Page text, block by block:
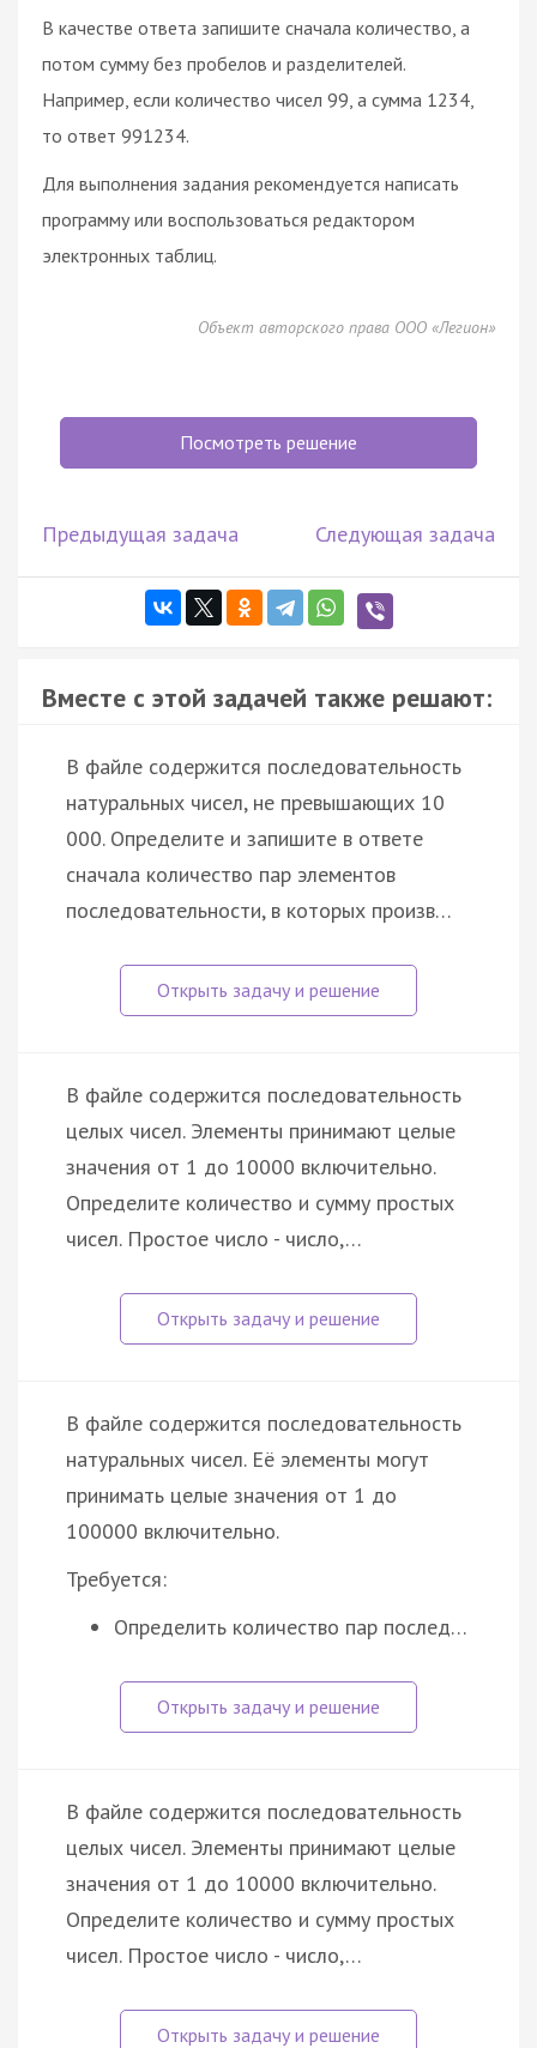
В качестве ответа запишите сначала количество, а
потом сумму без пробелов и разделителей.
Например, если количество чисел 99, а сумма 1234,
то ответ 991234.
Для выполнения задания рекомендуется написать
программу или воспользоваться редактором
электронных таблиц.
Объект авторского права ООО «Легион»
Посмотреть решение
Предыдущая задача Следующая задача
Вместе с этой задачей также решают:
В файле содержится последовательность
натуральных чисел, не превышающих 10
000. Определите и запишите в ответе
сначала количество пар элементов
последовательности, в которых произв…
В файле содержится последовательность
целых чисел. Элементы принимают целые
значения от 1 до 10000 включительно.
Определите количество и сумму простых
чисел. Простое число - число,…
В файле содержится последовательность
натуральных чисел. Её элементы могут
принимать целые значения от 1 до
100000 включительно.
Требуется:
Определить количество пар послед…
В файле содержится последовательность
целых чисел. Элементы принимают целые
значения от 1 до 10000 включительно.
Определите количество и сумму простых
чисел. Простое число - число,…